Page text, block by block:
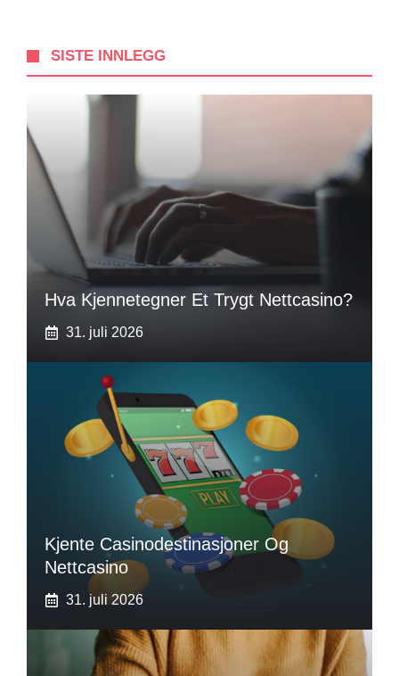
SISTE INNLEGG
Hva Kjennetegner Et Trygt Nettcasino?
31. juli 2026
Kjente Casinodestinasjoner Og
Nettcasino
31. juli 2026